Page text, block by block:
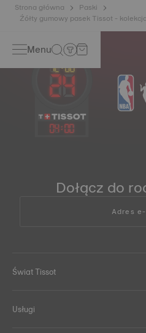
Strona główna
Paski
Źółty gumowy pasek Tissot -
Menu
04:00
Dołącz do
Adres
Świat Tissot
Usługi